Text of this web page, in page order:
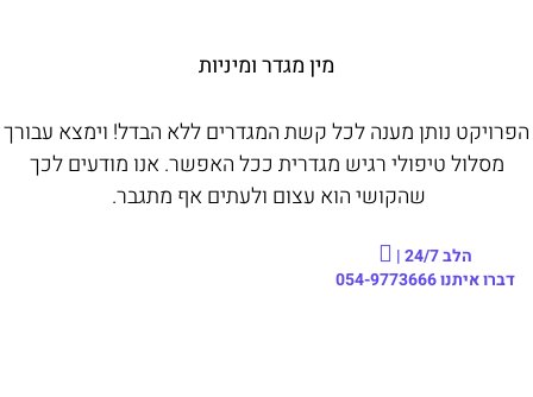
מין מגדר ומיניות
הפרויקט נותן מענה לכל קשת המגדרים ללא הבדל! וימצא עבורך
מסלול טיפולי רגיש מגדרית ככל האפשר. אנו מודעים לכך
שהקושי הוא עצום ולעתים אף מתגבר.
הלב 24/7 |
דברו איתנו054-9773666